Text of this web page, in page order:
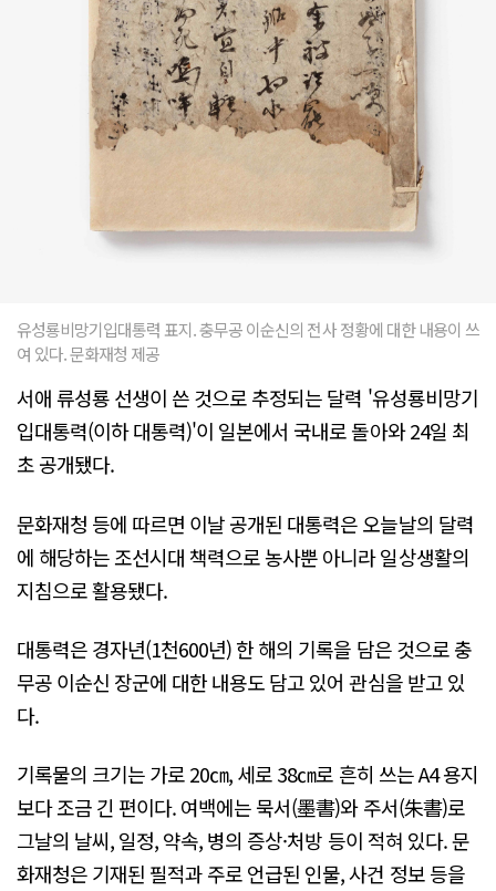
유성룡비망기입대통력 표지. 충무공 이순신의 전사 정황에 대한 내용이 쓰
여 있다. 문화재청 제공
서애 류성룡 선생이 쓴 것으로 추정되는 달력 '유성룡비망기
입대통력(이하 대통력)'이 일본에서 국내로 돌아와 24일 최
초 공개됐다.
문화재청 등에 따르면 이날 공개된 대통력은 오늘날의 달력
에 해당하는 조선시대 책력으로 농사뿐 아니라 일상생활의
지침으로 활용됐다.
대통력은 경자년(1천600년) 한 해의 기록을 담은 것으로 충
무공 이순신 장군에 대한 내용도 담고 있어 관심을 받고 있
다.
기록물의 크기는 가로 20㎝, 세로 38㎝로 흔히 쓰는 A4 용지
보다 조금 긴 편이다. 여백에는 묵서(墨書)와 주서(朱書)로
그날의 날씨, 일정, 약속, 병의 증상·처방 등이 적혀 있다. 문
화재청은 기재된 필적과 주로 언급된 인물, 사건 정보 등을